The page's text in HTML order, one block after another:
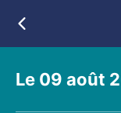
Le 09 août